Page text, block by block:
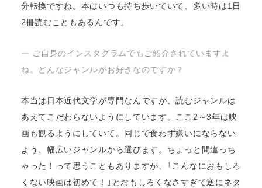
分転換ですね。本はいつも持ち歩いていて、多い時は1日
2冊読むこともあるんです。
ー ご自身のインスタグラムでもご紹介されていますよ
ね。どんなジャンルがお好きなのですか？
本当は日本近代文学が専門なんですが、読むジャンルは
あえてこだわらないようにしています。ここ2～3年は映
画も観るようにしていて。同じで食わず嫌いにならない
よう、幅広いジャンルから選びます。ちょっと間違っち
ゃった！って思うこともありますが、「こんなにおもしろ
くない映画は初めて！」とおもしろくなさすぎて逆にネタ